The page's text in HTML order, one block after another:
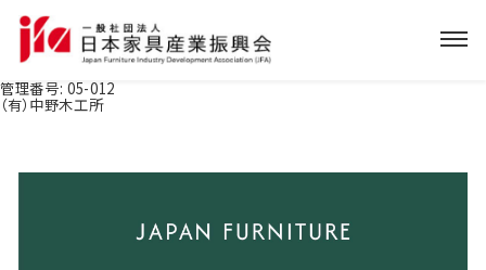
管理番号: 05-012
（有）中野木工所